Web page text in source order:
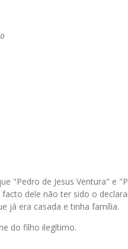
"Pedro de Jesus Ventura" e
dele não ter sido o
já era casada e tinha família.
do filho ilegítimo.